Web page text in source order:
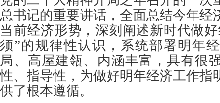
总书记的重要讲话，全面总结今年经
当前经济形势，深刻阐述新时代做
须”的规律性认识，系统部署明年
局、高屋建瓴、内涵丰富，具有很
性、指导性，为做好明年经济工作指
供了根本遵循。